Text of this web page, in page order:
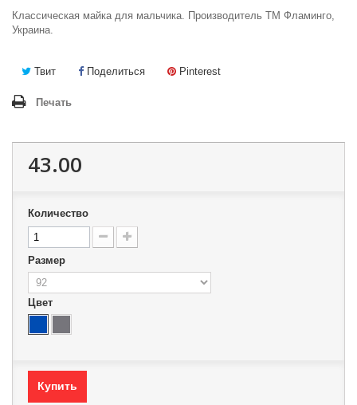
Классическая майка для мальчика. Производитель ТМ Фламинго,
Украина.
Твит Поделиться Pinterest
Печать
43.00
Количество
Размер
Цвет
Купить